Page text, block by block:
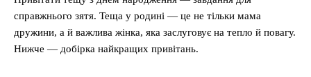
справжнього зятя. Теща у родині — це не тільки мама
дружини, а й важлива жінка, яка заслуговує на тепло й повагу.
Нижче — добірка найкращих привітань.